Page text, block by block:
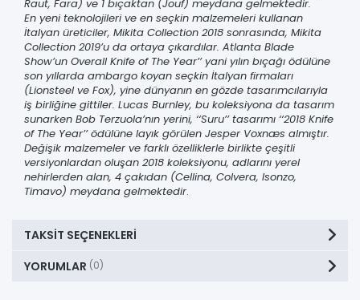
Raut, Fara) ve 1 bıçaktan (Jouf) meydana gelmektedir.
En yeni teknolojileri ve en seçkin malzemeleri kullanan
İtalyan üreticiler, Mikita Collection 2018 sonrasında, Mikita
Collection 2019’u da ortaya çıkardılar. Atlanta Blade
Show’un Overall Knife of The Year’’ yani yılın bıçağı ödülüne
son yıllarda ambargo koyan seçkin İtalyan firmaları
(Lionsteel ve Fox), yine dünyanın en gözde tasarımcılarıyla
iş birliğine gittiler. Lucas Burnley, bu koleksiyona da tasarım
sunarken Bob Terzuola’nın yerini, ‘‘Suru’’ tasarımı ‘‘2018 Knife
of The Year’’ ödülüne layık görülen Jesper Voxnæs almıştır.
Değişik malzemeler ve farklı özelliklerle birlikte çeşitli
versiyonlardan oluşan 2018 koleksiyonu, adlarını yerel
nehirlerden alan, 4 çakıdan (Cellina, Colvera, Isonzo,
Timavo) meydana gelmektedir
TAKSIT SEÇENEKLERI
YORUMLAR (0)